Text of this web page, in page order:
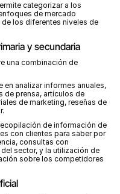
categorizar a los
de mercado
los diferentes niveles de
y secundaria
una combinación de
en analizar informes anuales,
de prensa, artículos de
de marketing, reseñas de
de información de
con clientes para saber por
consultas con
sector, y la utilización de
sobre los competidores